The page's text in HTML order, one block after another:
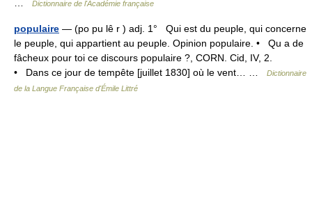
Dictionnaire de l'Académie française
populaire — (po pu lê r ) adj. 1° Qui est du peuple, qui concerne
le peuple, qui appartient au peuple. Opinion populaire. • Qu a de
fâcheux pour toi ce discours populaire ?, CORN. Cid, IV, 2.
• Dans ce jour de tempête [juillet 1830] où le vent… …
Dictionnaire
de la Langue Française d'Émile Littré